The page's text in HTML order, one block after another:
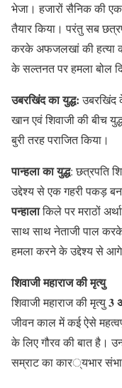
भेजा। हजारों सैनिक की
तैयार किया। परंतु सब
करके अफजलखां की हत्या
के सल्तनत पर हमला बोल
उबरखिंद का युद्ध:उबरखिंद
खान एवं शिवाजी की बीच
बुरी तरह पराजित किया।
पान्हला का युद्ध: छत्रपति
उद्देश्य से एक गहरी पकड़
पन्हालाकिले पर मराठों
साथ साथ नेताजी पाल
हमला करने के उद्देश्य से आगे
शिवाजी महाराज की मृत्यु
शिवाजी महाराज की मृत्यु3
जीवन काल में कई ऐसे
के लिए गौरव की बात है।
सम्राट का कार्यभार